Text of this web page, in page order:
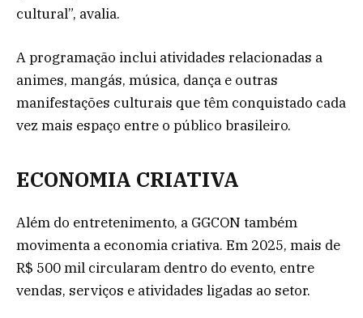
cultural”, avalia.
A programação inclui atividades relacionadas a
animes, mangás, música, dança e outras
manifestações culturais que têm conquistado cada
vez mais espaço entre o público brasileiro.
ECONOMIA CRIATIVA
Além do entretenimento, a GGCON também
movimenta a economia criativa. Em 2025, mais de
R$ 500 mil circularam dentro do evento, entre
vendas, serviços e atividades ligadas ao setor.